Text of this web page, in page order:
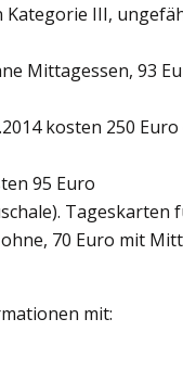
Kategorie III,
Mittagessen, 93
kosten 250
95 Euro
Tageskarten
70 Euro mit
mit: